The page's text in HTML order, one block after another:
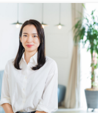
御社から購入できて満足
も書いた通り、私として
りにいい物件のみ扱って
らわかっており、問題点
ので、むしろ素人ではわ
かい情報やリスク、悪い
さず説明いただき、それ
た上で購入したいし、そ
てお互いにとって良いと